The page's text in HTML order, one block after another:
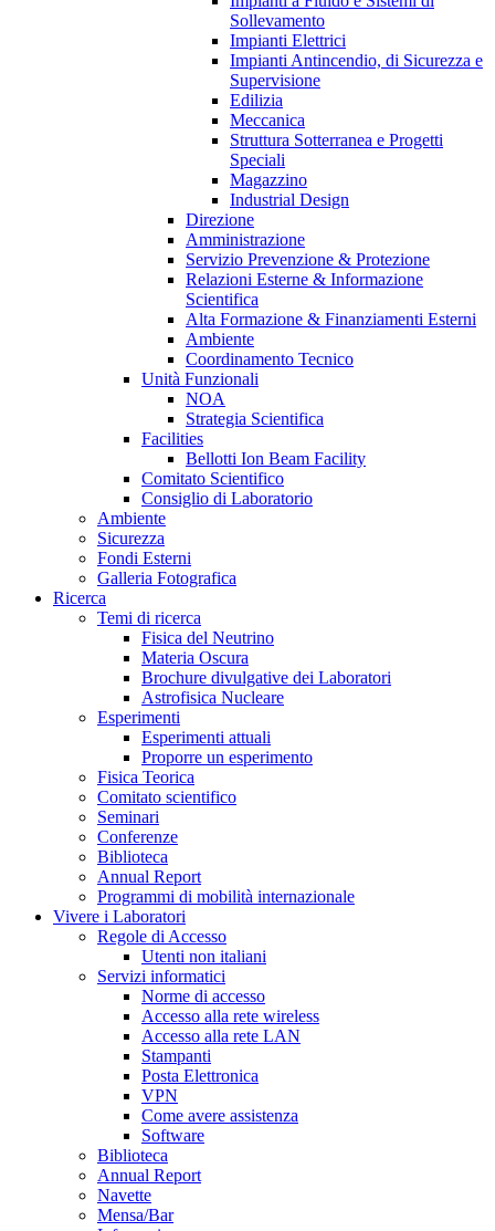
Sollevamento
Impianti Elettrici
Impianti Antincendio, di Sicurezza e
Supervisione
Edilizia
Meccanica
Struttura Sotterranea e Progetti
Speciali
Magazzino
Industrial Design
Direzione
Amministrazione
Servizio Prevenzione & Protezione
Relazioni Esterne & Informazione
Scientifica
Alta Formazione & Finanziamenti Esterni
Ambiente
Coordinamento Tecnico
Unità Funzionali
NOA
Strategia Scientifica
Facilities
Bellotti Ion Beam Facility
Comitato Scientifico
Consiglio di Laboratorio
Ambiente
Sicurezza
Fondi Esterni
Galleria Fotografica
Ricerca
Temi di ricerca
Fisica del Neutrino
Materia Oscura
Brochure divulgative dei Laboratori
Astrofisica Nucleare
Esperimenti
Esperimenti attuali
Proporre un esperimento
Fisica Teorica
Comitato scientifico
Seminari
Conferenze
Biblioteca
Annual Report
Programmi di mobilità internazionale
Vivere i Laboratori
Regole di Accesso
Utenti non italiani
Servizi informatici
Norme di accesso
Accesso alla rete wireless
Accesso alla rete LAN
Stampanti
Posta Elettronica
VPN
Come avere assistenza
Software
Biblioteca
Annual Report
Navette
Mensa/Bar